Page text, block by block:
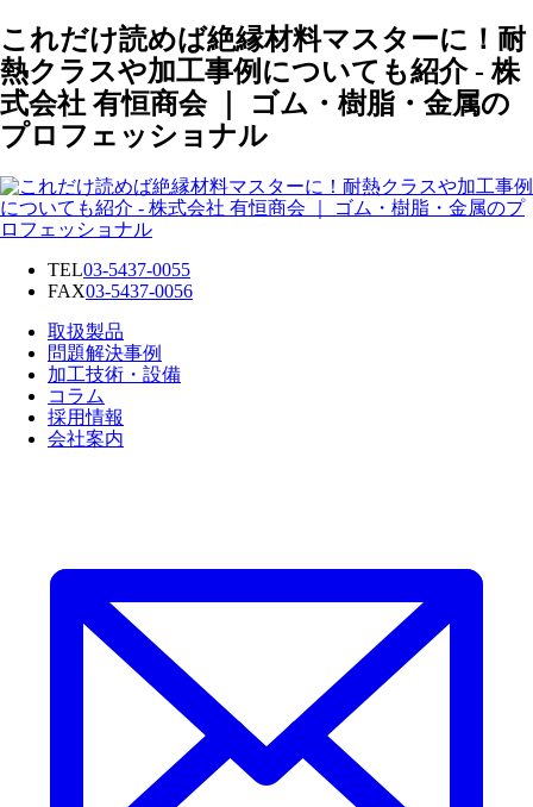
これだけ読めば絶縁材料マスターに！耐
熱クラスや加工事例についても紹介 - 株
式会社 有恒商会 ｜ ゴム・樹脂・金属の
プロフェッショナル
TEL03-5437-0055
FAX03-5437-0056
取扱製品
問題解決事例
加工技術・設備
コラム
採用情報
会社案内